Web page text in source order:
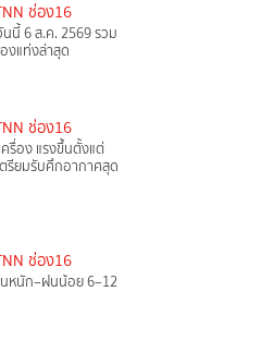
ช่อง16
นี้ 6 ส.ค. 2569 รวม
งแท่งล่าสุด
ช่อง16
ครื่อง แรงขึ้นตั้งแต่
ตรียมรับศึกอากาศสุด
ช่อง16
หนัก–ฝนน้อย 6–12